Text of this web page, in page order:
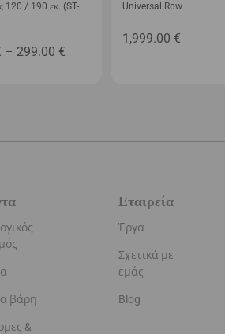
120 / 190 εκ. (ST-
– 299.00 €
Universal Row
1,999.00 €
βάρη
&
Εταιρεία
Έργα
Σχετικά με
εμάς
Blog